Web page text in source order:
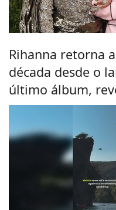
Rihanna retorna
década desde o
último álbum,